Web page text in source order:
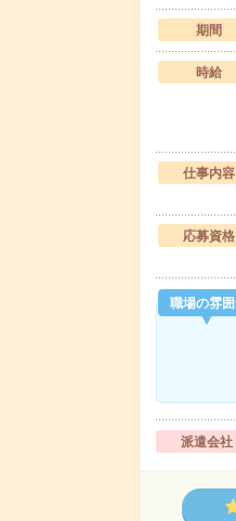
期間
時給
仕事内容
応募資格
職場の雰
派遣会社